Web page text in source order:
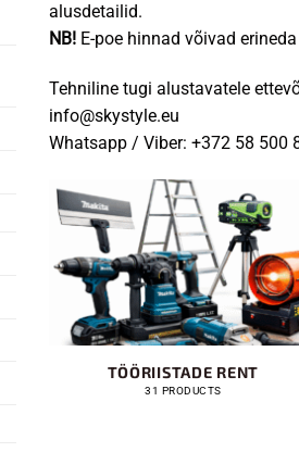
alusdetailid.
NB! E-poe hinnad võivad
Tehniline tugi alustavatele
info@skystyle.eu
Whatsapp / Viber: +372 58 500
TÖÖRIISTADE RENT
31 PRODUCTS